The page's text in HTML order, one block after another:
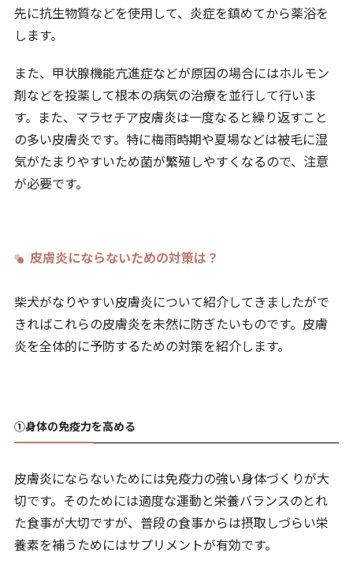
先に抗生物質などを使用して、炎症を鎮めてから薬浴を
します。
また、甲状腺機能亢進症などが原因の場合にはホルモン
剤などを投薬して根本の病気の治療を並行して行いま
す。また、マラセチア皮膚炎は一度なると繰り返すこと
の多い皮膚炎です。特に梅雨時期や夏場などは被毛に湿
気がたまりやすいため菌が繁殖しやすくなるので、注意
が必要です。
皮膚炎にならないための対策は？
柴犬がなりやすい皮膚炎について紹介してきましたがで
きればこれらの皮膚炎を未然に防ぎたいものです。皮膚
炎を全体的に予防するための対策を紹介します。
①身体の免疫力を高める
皮膚炎にならないためには免疫力の強い身体づくりが大
切です。そのためには適度な運動と栄養バランスのとれ
た食事が大切ですが、普段の食事からは摂取しづらい栄
養素を補うためにはサプリメントが有効です。